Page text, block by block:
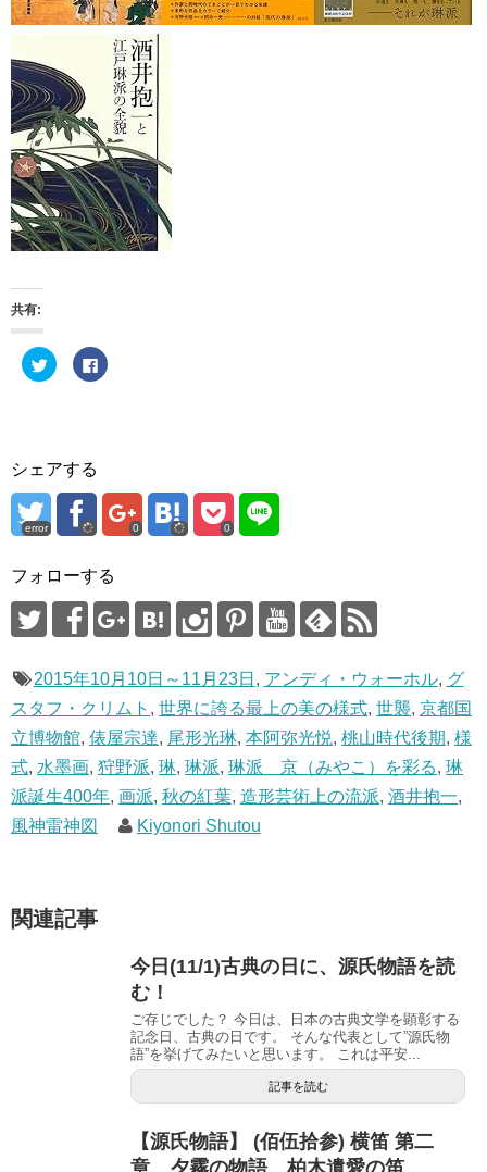
共有:
ク
リ
i
t
t
で
(
新
い
ィ
ウ
で
開
き
ま
す
)
F
a
有
す
る
に
リ
ッ
し
て
く
い
(
新
し
い
ウ
ィ
ン
ド
ウ
で
シェアする
error 0 0
フォローする
2015年10月10日～11月23日 , アンディ・ウォーホル, グ
スタフ・クリムト , 世界に誇る最上の美の様式, 世襲, 京都国
立博物館, 俵屋宗達, 尾形光琳, 本阿弥光悦, 桃山時代後期, 様
式, 水墨画, 狩野派, 琳, 琳派, 琳派 京（みやこ）を彩る, 琳
派誕生400年, 画派, 秋の紅葉, 造形芸術上の流派, 酒井抱一,
風神雷神図
Kiyonori Shutou
関連記事
今日(11/1)古典の日に、源氏物語を読
む！
ご存じでした？ 今日は、日本の古典文学を顕彰する
記念日、古典の日です。 そんな代表として”源氏物
語”を挙げてみたいと思います。 これは平安...
記事を読む
【源氏物語】 (佰伍拾参) 横笛 第二
章 夕霧の物語 柏木遺愛の笛